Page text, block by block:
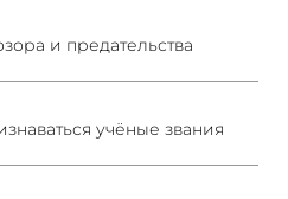
и предательства
учёные звания